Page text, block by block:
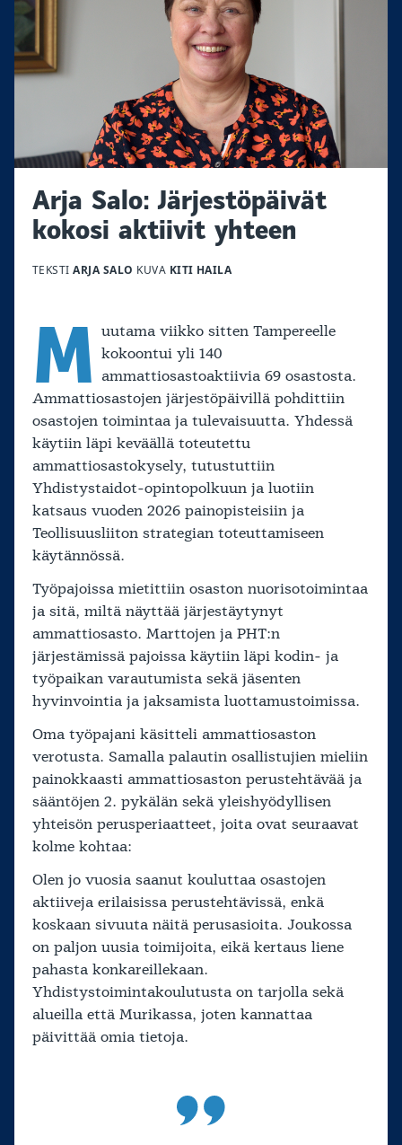
Arja Salo: Järjestöpäivät
kokosi aktiivit yhteen
TEKSTIARJA SALO KUVA KITI HAILA
M uutama viikko sitten Tampereelle
kokoontui yli 140
ammattiosastoaktiivia 69 osastosta.
Ammattiosastojen järjestöpäivillä pohdittiin
osastojen toimintaa ja tulevaisuutta. Yhdessä
käytiin läpi keväällä toteutettu
ammattiosastokysely, tutustuttiin
Yhdistystaidot-opintopolkuun ja luotiin
katsaus vuoden 2026 painopisteisiin ja
Teollisuusliiton strategian toteuttamiseen
käytännössä.
Työpajoissa mietittiin osaston nuorisotoimintaa
ja sitä, miltä näyttää järjestäytynyt
ammattiosasto. Marttojen ja PHT:n
järjestämissä pajoissa käytiin läpi kodin- ja
työpaikan varautumista sekä jäsenten
hyvinvointia ja jaksamista luottamustoimissa.
Oma työpajani käsitteli ammattiosaston
verotusta. Samalla palautin osallistujien mieliin
painokkaasti ammattiosaston perustehtävää ja
sääntöjen 2. pykälän sekä yleishyödyllisen
yhteisön perusperiaatteet, joita ovat seuraavat
kolme kohtaa:
Olen jo vuosia saanut kouluttaa osastojen
aktiiveja erilaisissa perustehtävissä, enkä
koskaan sivuuta näitä perusasioita. Joukossa
on paljon uusia toimijoita, eikä kertaus liene
pahasta konkareillekaan.
Yhdistystoimintakoulutusta on tarjolla sekä
alueilla että Murikassa, joten kannattaa
päivittää omia tietoja.